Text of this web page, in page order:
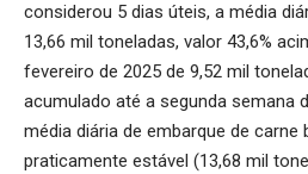
considerou 5 dias úteis, a média
13,66 mil toneladas, valor 43,6%
fevereiro de 2025 de 9,52 mil
acumulado até a segunda semana
média diária de embarque de carne
praticamente estável (13,68 mil